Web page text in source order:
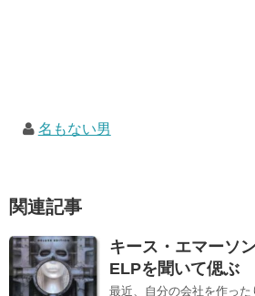
名もない男
関連記事
キース・エマーソ
ELPを聞いて偲ぶ
最近、自分の会社を作った